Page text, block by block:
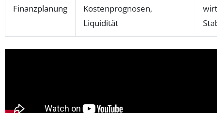
Finanzplanung
Kostenprognosen,
Liquidität